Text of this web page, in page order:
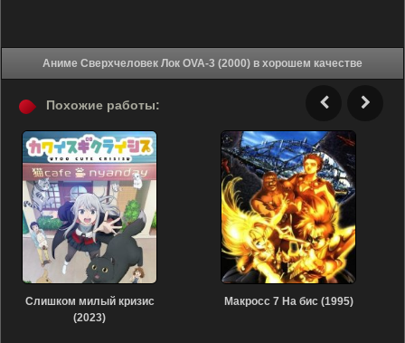
Аниме Сверхчеловек Лок OVA-3 (2000) в хорошем качестве
Похожие работы:
Слишком милый кризис
(2023)
Макросс 7 На бис (1995)